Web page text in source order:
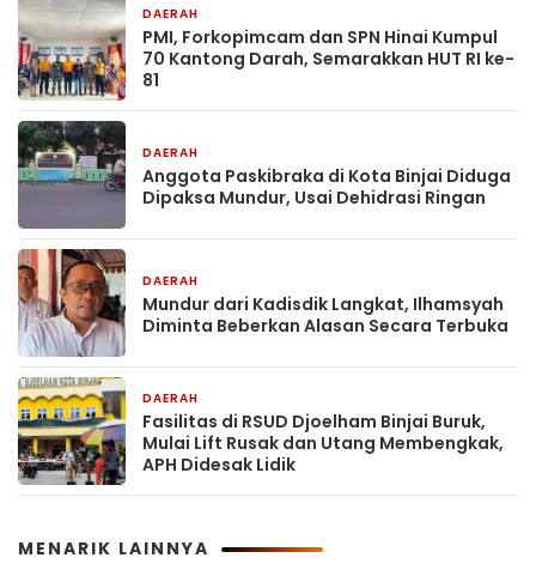
DAERAH
PMI, Forkopimcam dan SPN Hinai Kumpul
70 Kantong Darah, Semarakkan HUT RI ke-
81
DAERAH
Anggota Paskibraka di Kota Binjai Diduga
Dipaksa Mundur, Usai Dehidrasi Ringan
DAERAH
Mundur dari Kadisdik Langkat, Ilhamsyah
Diminta Beberkan Alasan Secara Terbuka
DAERAH
Fasilitas di RSUD Djoelham Binjai Buruk,
Mulai Lift Rusak dan Utang Membengkak,
APH Didesak Lidik
MENARIK LAINNYA